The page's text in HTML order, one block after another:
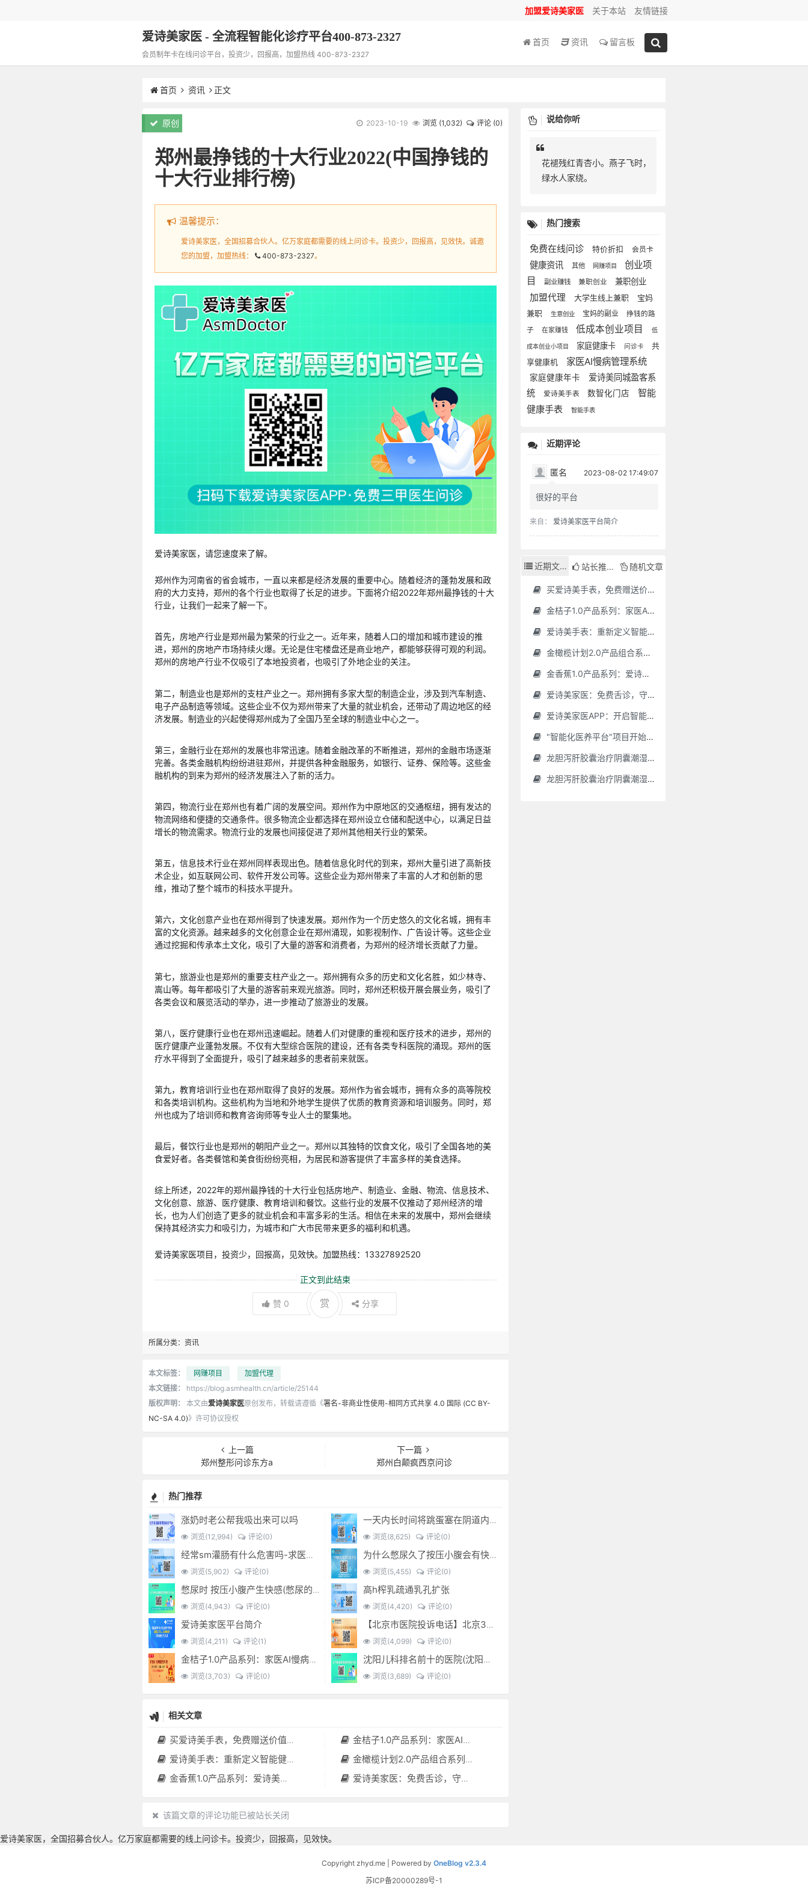
加盟爱诗美家医 关于本站 友情链接
爱诗美家医 - 全流程智能化诊疗平台400-873-2327
会员制年卡在线问诊平台，投资少，回报高，加盟热线 400-873-2327
首页 资讯 留言板
首页 资讯 正文
原创 2023-10-19 浏览 (1,032) 评论 (0)
郑州最挣钱的十大行业2022(中国挣钱的
十大行业排行榜)
温馨提示：
爱诗美家医，全国招募合伙人。亿万家庭都需要的线上问诊卡。投资少，回报高，见效快。诚邀
您的加盟，加盟热线：
400-873-2327。
爱诗美家医，请您速度来了解。
郑州作为河南省的省会城市，一直以来都是经济发展的重要中心。随着经济的蓬勃发展和政
府的大力支持，郑州的各个行业也取得了长足的进步。下面将介绍2022年郑州最挣钱的十大
行业，让我们一起来了解一下。
首先，房地产行业是郑州最为繁荣的行业之一。近年来，随着人口的增加和城市建设的推
进，郑州的房地产市场持续火爆。无论是住宅楼盘还是商业地产，都能够获得可观的利润。
郑州的房地产行业不仅吸引了本地投资者，也吸引了外地企业的关注。
第二，制造业也是郑州的支柱产业之一。郑州拥有多家大型的制造企业，涉及到汽车制造、
电子产品制造等领域。这些企业不仅为郑州带来了大量的就业机会，还带动了周边地区的经
济发展。制造业的兴起使得郑州成为了全国乃至全球的制造业中心之一。
第三，金融行业在郑州的发展也非常迅速。随着金融改革的不断推进，郑州的金融市场逐渐
完善。各类金融机构纷纷进驻郑州，并提供各种金融服务，如银行、证券、保险等。这些金
融机构的到来为郑州的经济发展注入了新的活力。
第四，物流行业在郑州也有着广阔的发展空间。郑州作为中原地区的交通枢纽，拥有发达的
物流网络和便捷的交通条件。很多物流企业都选择在郑州设立仓储和配送中心，以满足日益
增长的物流需求。物流行业的发展也间接促进了郑州其他相关行业的繁荣。
第五，信息技术行业在郑州同样表现出色。随着信息化时代的到来，郑州大量引进了高新技
术企业，如互联网公司、软件开发公司等。这些企业为郑州带来了丰富的人才和创新的思
维，推动了整个城市的科技水平提升。
第六，文化创意产业也在郑州得到了快速发展。郑州作为一个历史悠久的文化名城，拥有丰
富的文化资源。越来越多的文化创意企业在郑州涌现，如影视制作、广告设计等。这些企业
通过挖掘和传承本土文化，吸引了大量的游客和消费者，为郑州的经济增长贡献了力量。
第七，旅游业也是郑州的重要支柱产业之一。郑州拥有众多的历史和文化名胜，如少林寺、
嵩山等。每年都吸引了大量的游客前来观光旅游。同时，郑州还积极开展会展业务，吸引了
各类会议和展览活动的举办，进一步推动了旅游业的发展。
第八，医疗健康行业也在郑州迅速崛起。随着人们对健康的重视和医疗技术的进步，郑州的
医疗健康产业蓬勃发展。不仅有大型综合医院的建设，还有各类专科医院的涌现。郑州的医
疗水平得到了全面提升，吸引了越来越多的患者前来就医。
第九，教育培训行业也在郑州取得了良好的发展。郑州作为省会城市，拥有众多的高等院校
和各类培训机构。这些机构为当地和外地学生提供了优质的教育资源和培训服务。同时，郑
州也成为了培训师和教育咨询师等专业人士的聚集地。
最后，餐饮行业也是郑州的朝阳产业之一。郑州以其独特的饮食文化，吸引了全国各地的美
食爱好者。各类餐馆和美食街纷纷亮相，为居民和游客提供了丰富多样的美食选择。
综上所述，2022年的郑州最挣钱的十大行业包括房地产、制造业、金融、物流、信息技术、
文化创意、旅游、医疗健康、教育培训和餐饮。这些行业的发展不仅推动了郑州经济的增
长，也为人们创造了更多的就业机会和丰富多彩的生活。相信在未来的发展中，郑州会继续
保持其经济实力和吸引力，为城市和广大市民带来更多的福利和机遇。
爱诗美家医项目，投资少，回报高，见效快。加盟热线：13327892520
正文到此结束
赞 0 赏 分享
所属分类： 资讯
本文标签： 网赚项目
加盟代理
本文链接：
https://blog.asmhealth.cn/article/25144
版权声明：
本文由爱诗美家医原创发布，转载请遵循《署名-非商业性使用-相同方式共享 4.0 国际 (CC BY-
NC-SA 4.0)》许可协议授权
上一篇
郑州整形问诊东方a
下一篇
郑州白颠疯西京问诊
热门推荐
涨奶时老公帮我吸出来可以吗
浏览(12,994) 评论(0)
一天内长时间将跳蛋塞在阴道内 有什么危害免...(跳蛋是放哪里)
浏览(8,625) 评论(0)
经常sm灌肠有什么危害吗-求医问药-
浏览(5,902) 评论(0)
为什么憋尿久了按压小腹会有快感_-
浏览(5,455) 评论(0)
憋尿时 按压小腹产生快感(憋尿的时候按压小腹是什么感觉)
浏览(4,943) 评论(0)
高h榨乳疏通乳孔扩张
浏览(4,420) 评论(0)
爱诗美家医平台简介
浏览(4,211) 评论(1)
【北京市医院投诉电话】北京301医院电话--(北京301医院投诉电话多少)
浏览(4,099) 评论(0)
金桔子1.0产品系列：家医AI慢病管理项目全国招募区域合伙人，低投入，高回报，长收益
浏览(3,703) 评论(0)
沈阳儿科排名前十的医院(沈阳儿科最好的医院)
浏览(3,689) 评论(0)
相关文章
买爱诗美手表，免费赠送价值30000元的数智化门店系统一套（含硬件）
金桔子1.0产品系列：家医AI慢病管理项目全国招募区域合伙人，低投入，高回报，长收益
爱诗美手表：重新定义智能健康管理的“医疗级守护者”
金橄榄计划2.0产品组合系列：健康分布机（健康一体机）+慢病管理系统，可落地在健康小屋，社区服务中心等等
金香蕉1.0产品系列：爱诗美家医健康分布机，健康一体机，社区服务中心，药店，健康小屋都需要
爱诗美家医：免费舌诊，守护您的健康之旅
该篇文章的评论功能已被站长关闭
说给你听
花褪残红青杏小。燕子飞时，
绿水人家绕。
热门搜索
免费在线问诊 特价折扣 会员卡
健康资讯 其他 网赚项目
创业项
目
副业赚钱 兼职创业 兼职创业
加盟代理 大学生线上兼职
宝妈
兼职
生意创业 宝妈的副业
挣钱的路
子
在家赚钱 低成本创业项目 低
成本创业小项目 家庭健康卡 问诊卡
共
享健康机
家医AI慢病管理系统
家庭健康年卡
爱诗美同城盈客系
统
爱诗美手表 数智化门店
智能
健康手表
智能手表
近期评论
匿名 2023-08-02 17:49:07
很好的平台
来自： 爱诗美家医平台简介
近期文章 站长推荐 随机文章
买爱诗美手表，免费赠送价值30000元的数智化门店系统一套（含硬件）
金桔子1.0产品系列：家医AI慢病管理项目全国招募区域合伙人，低投入，高回报，长收益
爱诗美手表：重新定义智能健康管理的“医疗级守护者”
金橄榄计划2.0产品组合系列：健康分布机（健康一体机）+慢病管理系统，可落地在健康小屋，社区服务中心等等
金香蕉1.0产品系列：爱诗美家医健康分布机，健康一体机，社区服务中心，药店，健康小屋都需要
爱诗美家医：免费舌诊，守护您的健康之旅
爱诗美家医APP：开启智能舌诊新时代.舌诊app软件有哪些 好用的舌诊app大全
"智能化医养平台"项目开始招商了，零加盟费，终身自动赚钱
龙胆泻肝胶囊治疗阴囊潮湿吗(龙胆泻肝胶囊治疗阴囊潮湿吗怎么服用)
龙胆泻肝胶囊治疗阴囊潮湿吗怎么服用(龙胆泻肝胶囊治疗阴囊潮湿吗怎么服用效果好)
爱诗美家医，全国招募合伙人。亿万家庭都需要的线上问诊卡。投资少，回报高，见效快。
Copyright zhyd.me | Powered by OneBlog v2.3.4
苏ICP备20000289号-1